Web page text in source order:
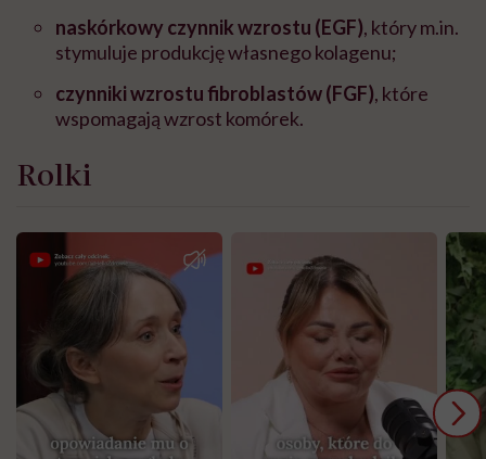
naskórkowy czynnik wzrostu (EGF), który m.in.
stymuluje produkcję własnego kolagenu;
czynniki wzrostu fibroblastów (FGF), które
wspomagają wzrost komórek.
Rolki